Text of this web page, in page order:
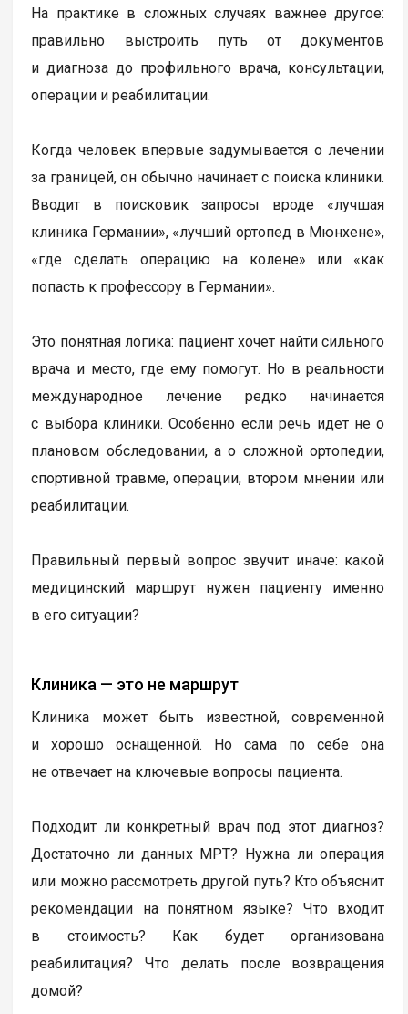
На практике в сложных случаях важнее другое:
правильно выстроить путь от документов
и диагноза до профильного врача, консультации,
операции и реабилитации.
Когда человек впервые задумывается о лечении
за границей, он обычно начинает с поиска клиники.
Вводит в поисковик запросы вроде «лучшая
клиника Германии», «лучший ортопед в Мюнхене»,
«где сделать операцию на колене» или «как
попасть к профессору в Германии».
Это понятная логика: пациент хочет найти сильного
врача и место, где ему помогут. Но в реальности
международное лечение редко начинается
с выбора клиники. Особенно если речь идет не о
плановом обследовании, а о сложной ортопедии,
спортивной травме, операции, втором мнении или
реабилитации.
Правильный первый вопрос звучит иначе: какой
медицинский маршрут нужен пациенту именно
в его ситуации?
Клиника — это не маршрут
Клиника может быть известной, современной
и хорошо оснащенной. Но сама по себе она
не отвечает на ключевые вопросы пациента.
Подходит ли конкретный врач под этот диагноз?
Достаточно ли данных МРТ? Нужна ли операция
или можно рассмотреть другой путь? Кто объяснит
рекомендации на понятном языке? Что входит
в стоимость? Как будет организована
реабилитация? Что делать после возвращения
домой?